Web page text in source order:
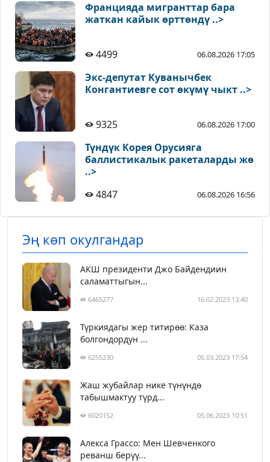
Францияда мигранттар бара
жаткан кайык өрттөндү ..>
4499 06.08.2026 17:05
Экс-депутат Куванычбек
Конгантиевге сот өкүмү чыкт ..>
9325 06.08.2026 17:00
Түндүк Корея Орусияга
баллистикалык ракеталарды жө
..>
4847
06.08.2026 16:56
Эң көп окулгандар
АКШ президенти Джо Байдендиин
саламаттыгын...
6465277 16.02.2023 13:40
Түркиядагы жер титирөө: Каза
болгондордун ...
6255230 05.03.2023 17:54
Жаш жубайлар нике түнүндө
табышмактуу түрд...
6020152 05.06.2023 10:51
Алекса Грассо: Мен Шевченкого
реванш берүү...